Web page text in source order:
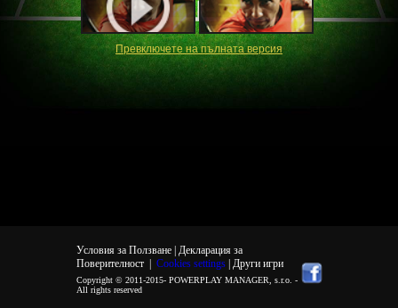
Превключете на пълната версия
Условия за Ползване | Декларация за
Поверителност| Cookies settings | Други игри
Copyright © 2011-2015- POWERPLAY MANAGER, s.r.o. -
All rights reserved